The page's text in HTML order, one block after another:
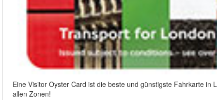
Eine Visitor Oyster Card ist die beste und günstigste Fahrkarte
allen Zonen!